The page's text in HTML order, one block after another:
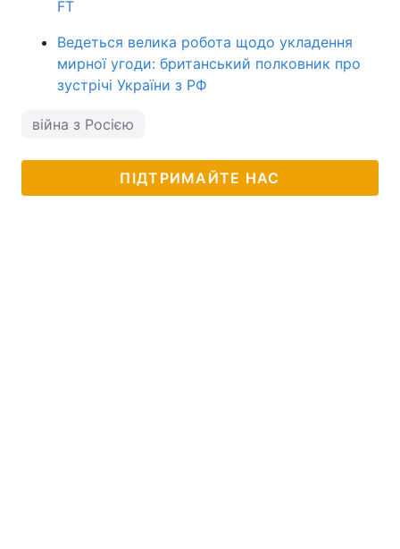
FT
Ведеться велика робота щодо укладення
мирної угоди: британський полковник про
зустрічі України з РФ
війна з Росією
ПІДТРИМАЙТЕ НАС